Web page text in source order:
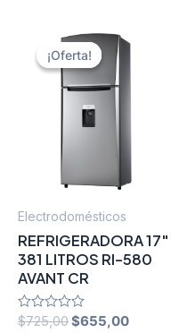
¡Oferta!
¡Oferta!
Electrodomésticos
REFRIGERADORA 17″
381 LITROS RI-580
AVANT CR
Rated
$725,00Original
$655,00Current